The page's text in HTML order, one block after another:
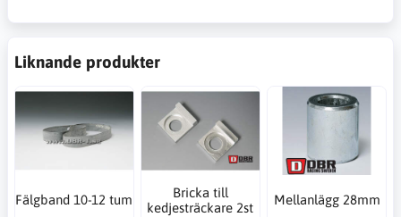
Liknande produkter
Fälgband 10-12 tum
Bricka till
kedjesträckare 2st
Mellanlägg 28mm